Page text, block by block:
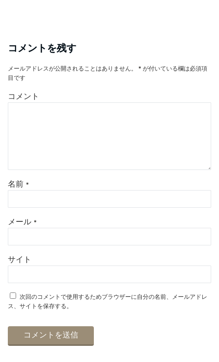
コメントを残す
メールアドレスが公開されることはありません。 * が付いている欄は必須項
目です
コメント
名前 *
メール *
サイト
次回のコメントで使用するためブラウザーに自分の名前、メールアドレ
ス、サイトを保存する。